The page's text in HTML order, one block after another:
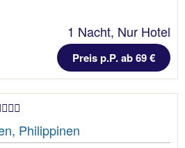
1 Nacht, Nur Hotel
Preis p.P. ab 69 €
Philippinen